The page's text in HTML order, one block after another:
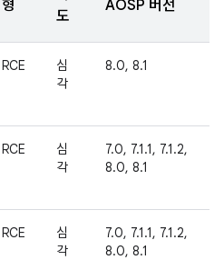
형
도
AOSP 버전
RCE
심
각
8.0, 8.1
RCE
심
각
7.0, 7.1.1, 7.1.2,
8.0, 8.1
RCE
심
각
7.0, 7.1.1, 7.1.2,
8.0, 8.1